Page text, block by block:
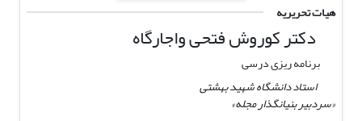
هیات تحریریه
دکتر کوروش فتحی واجارگاه
برنامه ریزی درسی
استاد دانشگاه شهید بهشتی
«سردبیر بنیانگذار مجله»